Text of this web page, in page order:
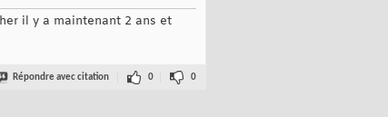
il y a maintenant 2 ans et
Répondre avec citation 0 0